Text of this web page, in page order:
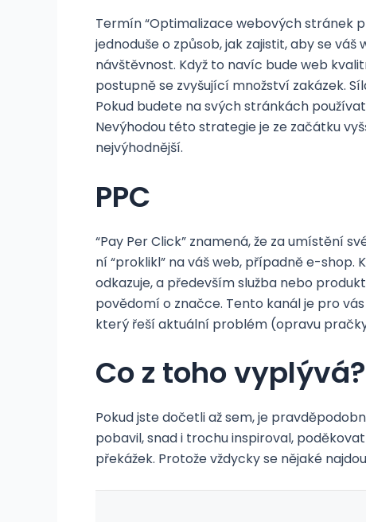
Termín “Optimalizace webových stránek
jednoduše o způsob, jak zajistit, aby se
návštěvnost. Když to navíc bude web
postupně se zvyšující množství zakázek.
Pokud budete na svých stránkách
Nevýhodou této strategie je ze začátku
nejvýhodnější.
PPC
“Pay Per Click” znamená, že za umístění
ní “proklikl” na váš web, případně e-
odkazuje, a především služba nebo
povědomí o značce. Tento kanál je pro
který řeší aktuální problém (opravu
Co z toho vyplývá?
Pokud jste dočetli až sem, je
pobavil, snad i trochu inspiroval,
překážek. Protože vždycky se nějaké